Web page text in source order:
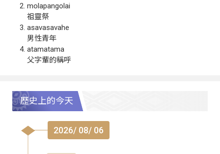
molapangolai
祖靈祭
asavasavahe
男性青年
atamatama
父字輩的稱呼
歷史上的今天
2026/ 08/ 06